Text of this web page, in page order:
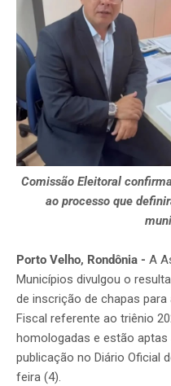
Comissão Eleitoral
ao processo que
Porto Velho, Rondônia - A
Municípios divulgou o
de inscrição de chapas
Fiscal referente ao triênio
homologadas e estão
publicação no Diário Oficial
feira (4).